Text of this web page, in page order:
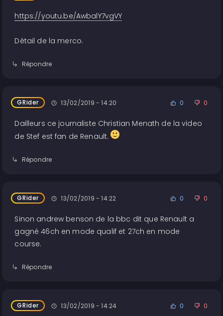
https://youtu.be/AwbalY7vgVY
Détail de la merco.
Répondre
GRider 13/02/2019 - 14:20 0 0
Dailleurs ce journaliste Christian Menath de la video
de Stef est fan de Renault.
Répondre
GRider 13/02/2019 - 14:22 0 0
Sinon andrew benson de la bbc dit que Renault a
gagné 46ch en mode qualif et 27ch en mode
course.
Répondre
GRider 13/02/2019 - 14:24 0 0